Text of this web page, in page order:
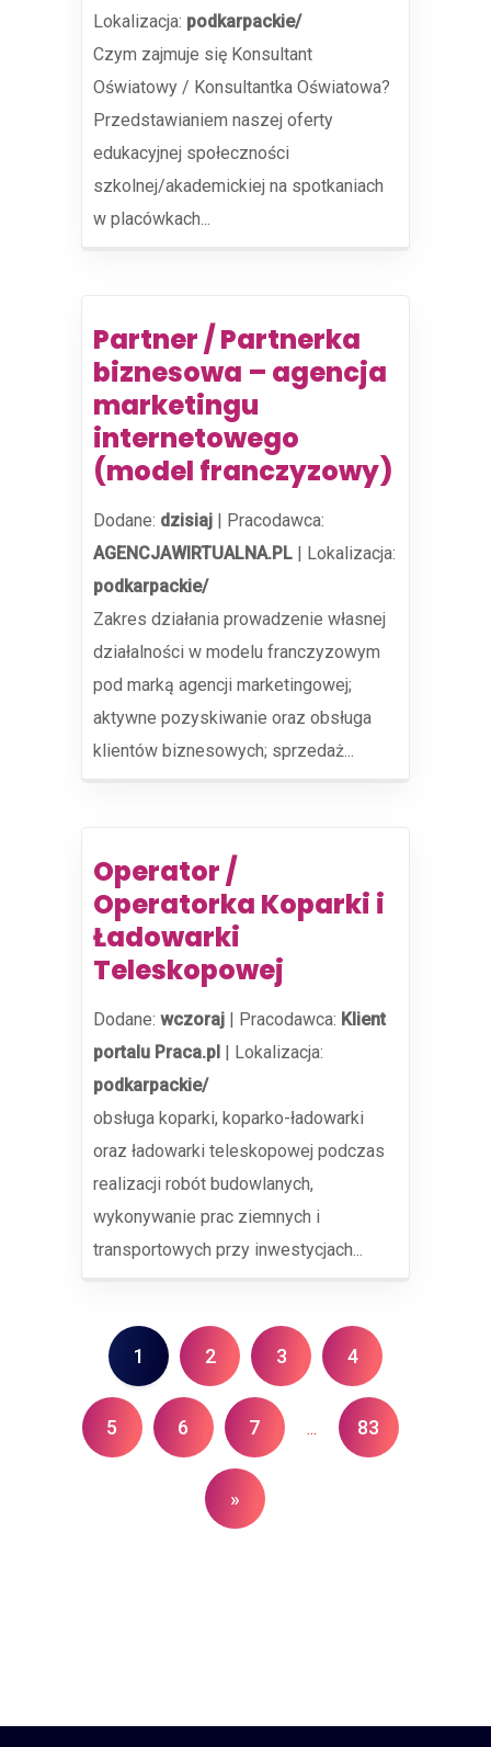
Lokalizacja: podkarpackie/
Czym zajmuje się Konsultant
Oświatowy / Konsultantka Oświatowa?
Przedstawianiem naszej oferty
edukacyjnej społeczności
szkolnej/akademickiej na spotkaniach
w placówkach...
Partner / Partnerka
biznesowa – agencja
marketingu
internetowego
(model franczyzowy)
Dodane: dzisiaj | Pracodawca:
AGENCJAWIRTUALNA.PL | Lokalizacja:
podkarpackie/
Zakres działania prowadzenie własnej
działalności w modelu franczyzowym
pod marką agencji marketingowej;
aktywne pozyskiwanie oraz obsługa
klientów biznesowych; sprzedaż...
Operator /
Operatorka Koparki i
Ładowarki
Teleskopowej
Dodane: wczoraj | Pracodawca: Klient
portalu Praca.pl | Lokalizacja:
podkarpackie/
obsługa koparki, koparko-ładowarki
oraz ładowarki teleskopowej podczas
realizacji robót budowlanych,
wykonywanie prac ziemnych i
transportowych przy inwestycjach...
1 2 3 4
5 6 7 ... 83
»